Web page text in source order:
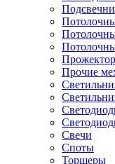
Прочие
Свечи
Споты
Торшеры